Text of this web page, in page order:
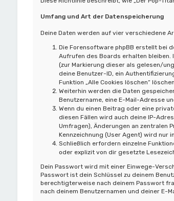
Umfang und Art der Datenspeicherung
Deine Daten werden auf vier verschiedene
Die Forensoftware phpBB erstellt bei
Aufrufen des Boards erhalten bleiben.
(zur Markierung dieser als gelesen/
deine Benutzer-ID, ein
Funktion „Alle Cookies löschen“
Weiterhin werden die Daten
Benutzername, eine E-Mail-Adresse
Wenn du einen Beitrag oder eine
diesen Fällen wird auch deine IP-
Umfragen), Änderungen an zentralen
Kennzeichnung (User Agent) wird nur
Schließlich erfordern einzelne
oder explizit von dir gesetzte
Dein Passwort wird mit einer Einwege-
Passwort ist dein Schlüssel zu deinem
berechtigterweise nach deinem Passwort
nach deinem Benutzernamen und deiner E-